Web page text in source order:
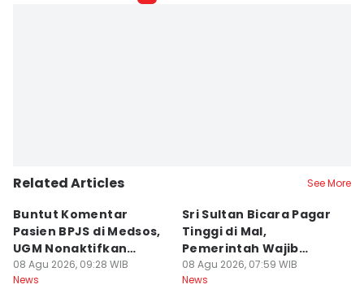
Related Articles See More
Buntut Komentar
Pasien BPJS di Medsos,
UGM Nonaktifkan
Dokter PPDS
08 Agu 2026, 09:28 WIB
News
Sri Sultan Bicara Pagar
Tinggi di Mal,
Pemerintah Wajib
Jamin Warga Aman
08 Agu 2026, 07:59 WIB
News